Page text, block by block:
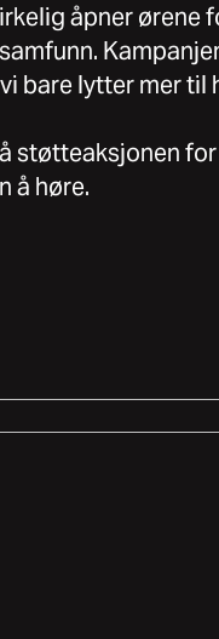
åpner ørene
bare lytter mer til
støtteaksjonen
å høre.